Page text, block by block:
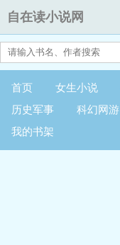
自在读小说网
首页 女生小说
历史军事
科幻网游
我的书架